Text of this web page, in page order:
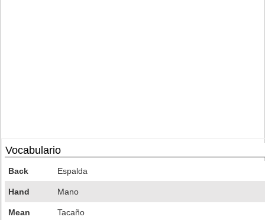
Vocabulario
Back Espalda
Hand Mano
Mean Tacaño